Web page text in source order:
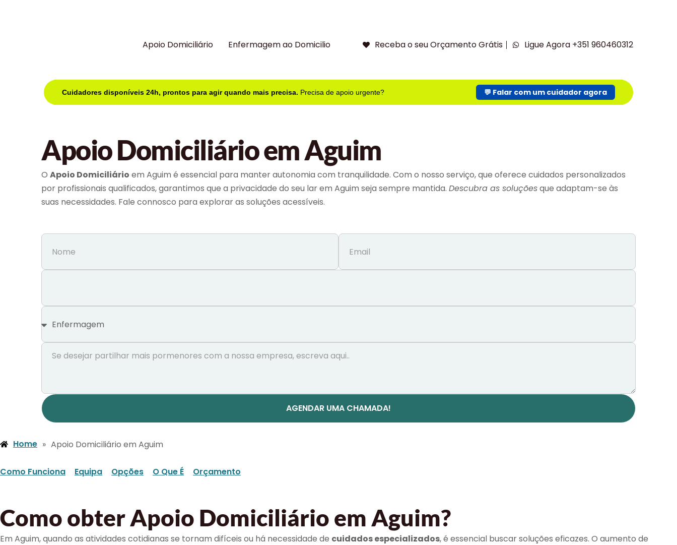
Apoio Domiciliário Enfermagem ao Domicilio Receba o seu Orçamento Grátis Ligue Agora +351 960460312
Cuidadores disponíveis 24h, prontos para agir quando mais precisa. Precisa de apoio urgente? 💬 Falar com um cuidador agora
Apoio Domiciliário em Aguim
O Apoio Domiciliário em Aguim é essencial para manter autonomia com tranquilidade. Com o nosso serviço, que oferece cuidados personalizados
por profissionais qualificados, garantimos que a privacidade do seu lar em Aguim seja sempre mantida. Descubra as soluçõesque adaptam-se às
suas necessidades. Fale connosco para explorar as soluções acessíveis.
AGENDAR UMA CHAMADA!
Home » Apoio Domiciliário em Aguim
Como Funciona Equipa Opções O Que É Orçamento
Como obter Apoio Domiciliário em Aguim?
Em Aguim, quando as atividades cotidianas se tornam difíceis ou há necessidade de cuidados especializados, é essencial buscar soluções eficazes. O aumento de